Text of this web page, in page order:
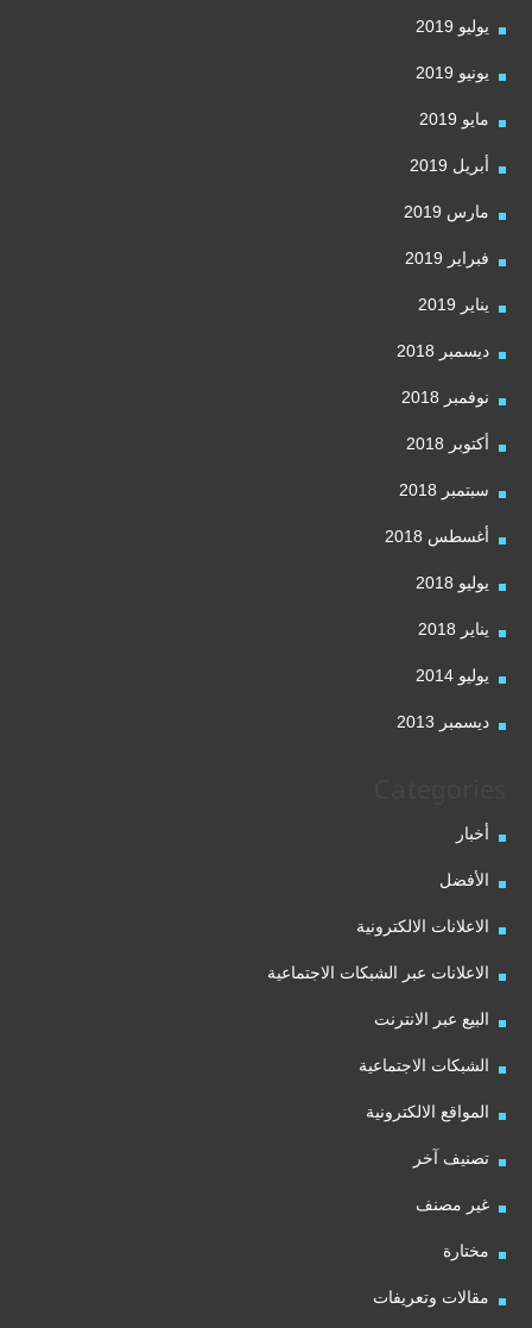
يوليو 2019
يونيو 2019
مايو 2019
أبريل 2019
مارس 2019
فبراير 2019
يناير 2019
ديسمبر 2018
نوفمبر 2018
أكتوبر 2018
سبتمبر 2018
أغسطس 2018
يوليو 2018
يناير 2018
يوليو 2014
ديسمبر 2013
أخبار
الأفضل
الاعلانات الالكترونية
الاعلانات عبر الشبكات الاجتماعية
البيع عبر الانترنت
الشبكات الاجتماعية
المواقع الالكترونية
تصنيف آخر
غير مصنف
مختارة
مقالات وتعريفات